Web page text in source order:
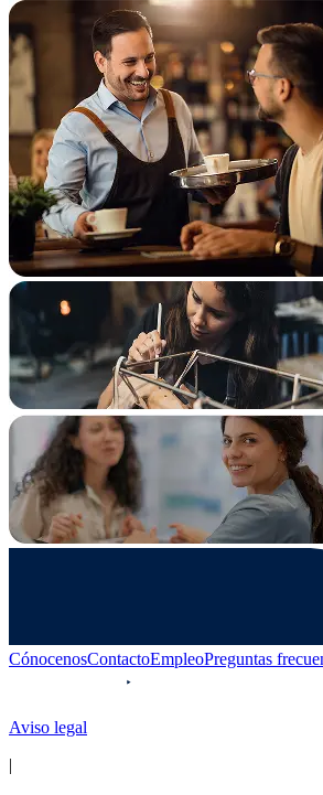
CónocenosContactoEmpleoPreguntas
Aviso legal
|